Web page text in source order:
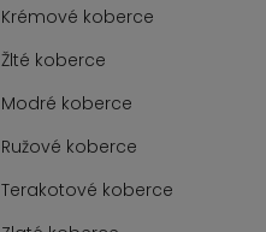
Krémové koberce
Žlté koberce
Modré koberce
Ružové koberce
Terakotové koberce